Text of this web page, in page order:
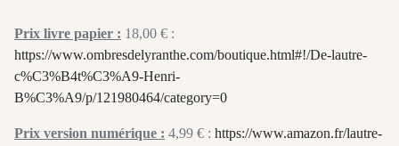
Prix livre papier : 18,00 € :
https://www.ombresdelyranthe.com/boutique.html#!/De-lautre-
c%C3%B4t%C3%A9-Henri-
B%C3%A9/p/121980464/category=0
Prix version numérique : 4,99 € : https://www.amazon.fr/lautre-